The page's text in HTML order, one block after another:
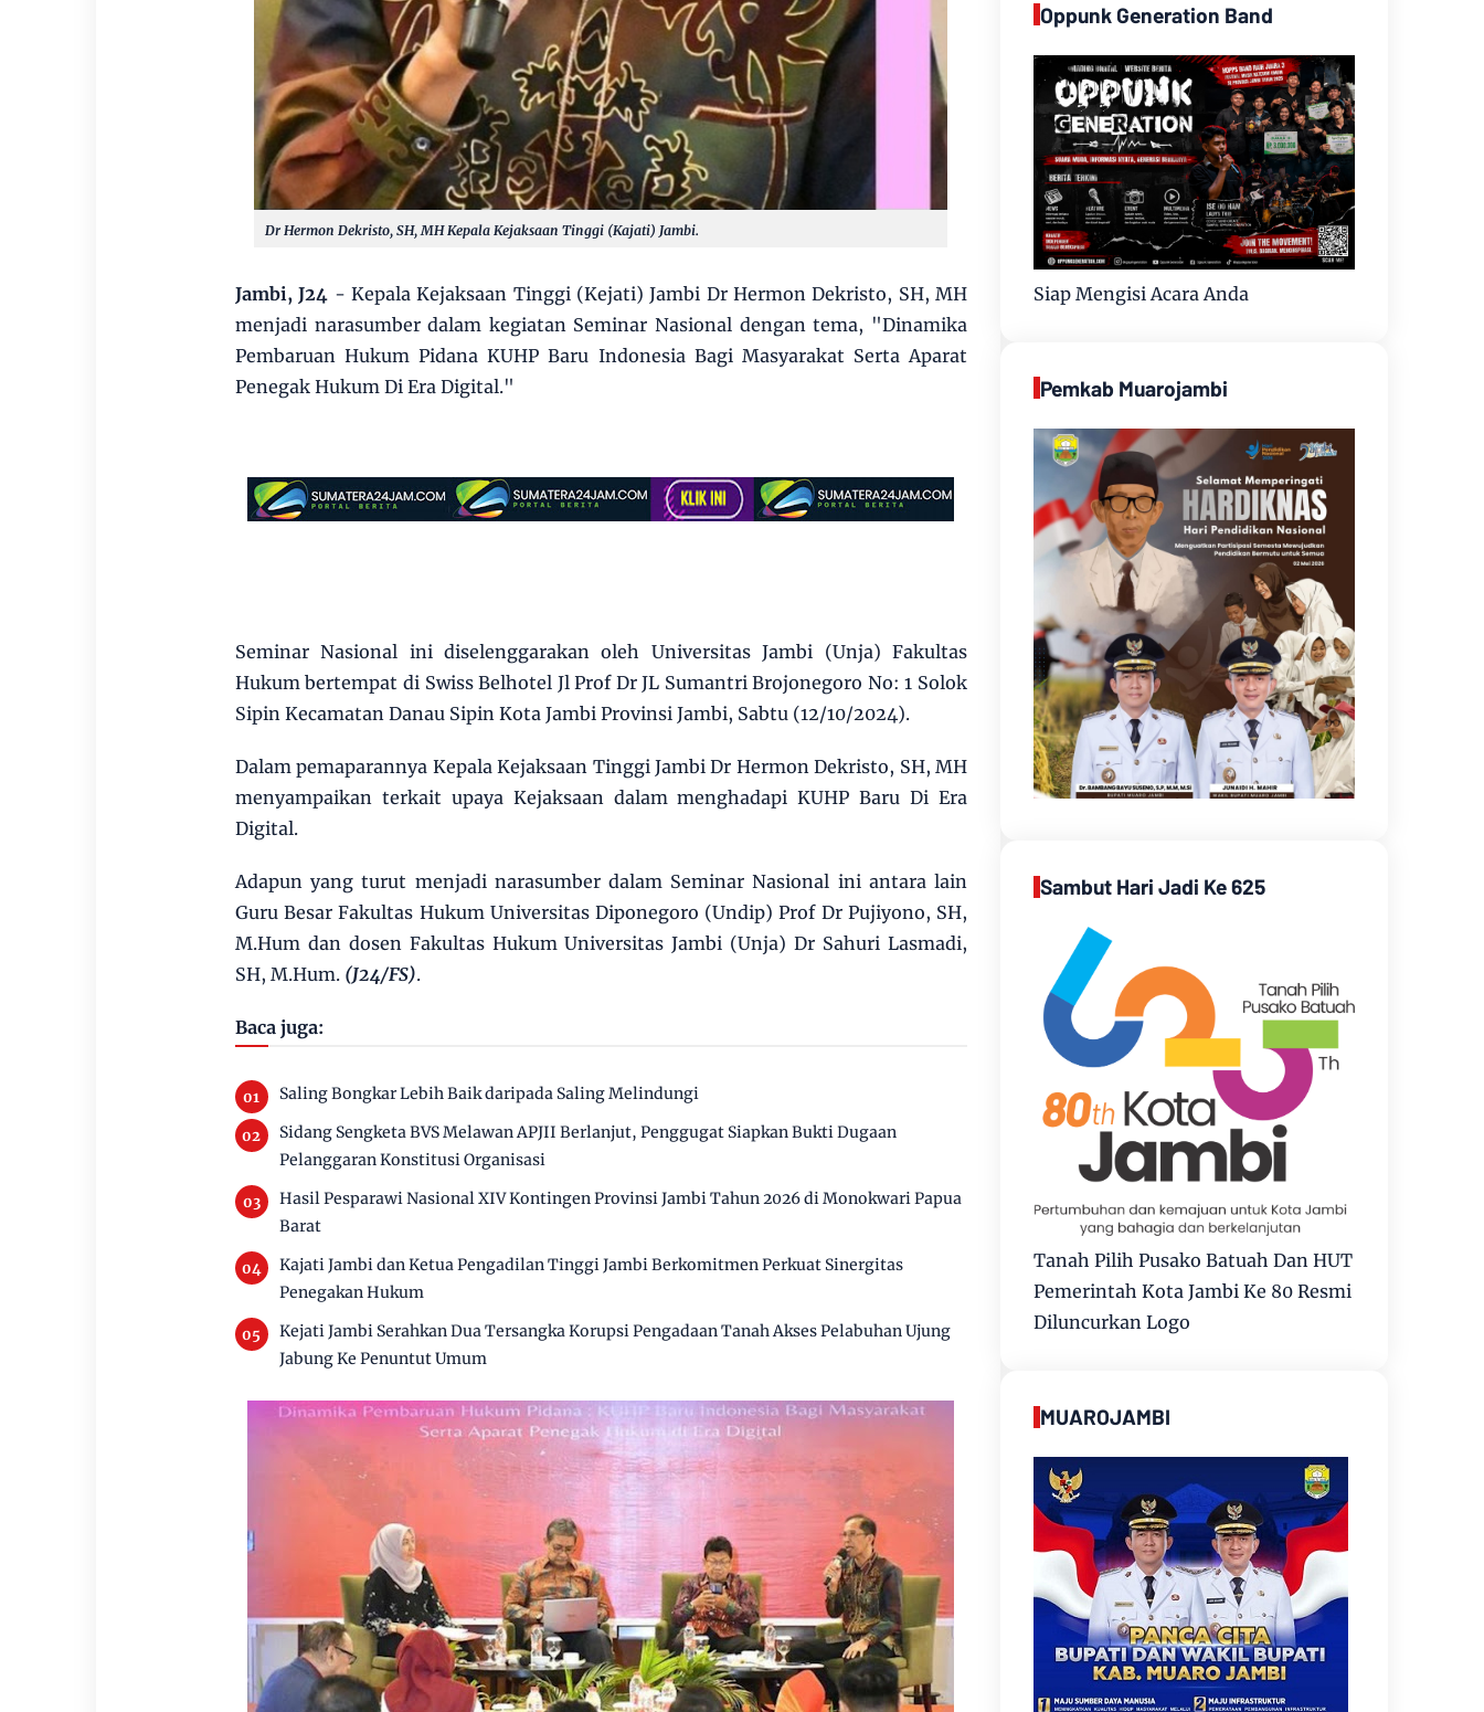
Dr Hermon Dekristo, SH, MH Kepala Kejaksaan Tinggi (Kajati) Jambi.
Jambi, J24 - Kepala Kejaksaan Tinggi (Kejati) Jambi Dr Hermon Dekristo, SH, MH
menjadi narasumber dalam kegiatan Seminar Nasional dengan tema, "Dinamika
Pembaruan Hukum Pidana KUHP Baru Indonesia Bagi Masyarakat Serta Aparat
Penegak Hukum Di Era Digital."
Seminar Nasional ini diselenggarakan oleh Universitas Jambi (Unja) Fakultas
Hukum bertempat di Swiss Belhotel Jl Prof Dr JL Sumantri Brojonegoro No: 1 Solok
Sipin Kecamatan Danau Sipin Kota Jambi Provinsi Jambi, Sabtu (12/10/2024).
Dalam pemaparannya Kepala Kejaksaan Tinggi Jambi Dr Hermon Dekristo, SH, MH
menyampaikan terkait upaya Kejaksaan dalam menghadapi KUHP Baru Di Era
Digital.
Adapun yang turut menjadi narasumber dalam Seminar Nasional ini antara lain
Guru Besar Fakultas Hukum Universitas Diponegoro (Undip) Prof Dr Pujiyono, SH,
M.Hum dan dosen Fakultas Hukum Universitas Jambi (Unja) Dr Sahuri Lasmadi,
SH, M.Hum. (J24/FS).
Baca juga:
Saling Bongkar Lebih Baik daripada Saling Melindungi
Sidang Sengketa BVS Melawan APJII Berlanjut, Penggugat Siapkan Bukti Dugaan
Pelanggaran Konstitusi Organisasi
Hasil Pesparawi Nasional XIV Kontingen Provinsi Jambi Tahun 2026 di Monokwari Papua
Barat
Kajati Jambi dan Ketua Pengadilan Tinggi Jambi Berkomitmen Perkuat Sinergitas
Penegakan Hukum
Kejati Jambi Serahkan Dua Tersangka Korupsi Pengadaan Tanah Akses Pelabuhan Ujung
Jabung Ke Penuntut Umum
Oppunk Generation Band
Siap Mengisi Acara Anda
Pemkab Muarojambi
Sambut Hari Jadi Ke 625
Tanah Pilih Pusako Batuah Dan HUT
Pemerintah Kota Jambi Ke 80 Resmi
Diluncurkan Logo
MUAROJAMBI